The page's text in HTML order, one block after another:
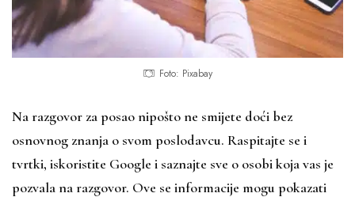
Foto: Pixabay
Na razgovor za posao nipošto ne smijete doći bez
osnovnog znanja o svom poslodavcu. Raspitajte se i
tvrtki, iskoristite Google i saznajte sve o osobi koja vas je
pozvala na razgovor. Ove se informacije mogu pokazati